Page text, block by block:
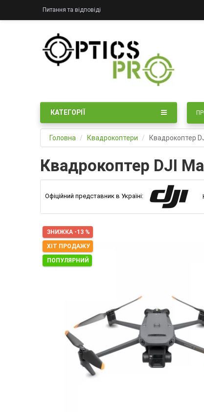
Питання та відповіді
КАТЕГОРІЇ
Головна Квадрокоптери Квадрокоптер
Квадрокоптер DJI
Офіційний представник в Україні:
ЗНИЖКА -13 %
ХІТ ПРОДАЖУ
ПОПУЛЯРНИЙ